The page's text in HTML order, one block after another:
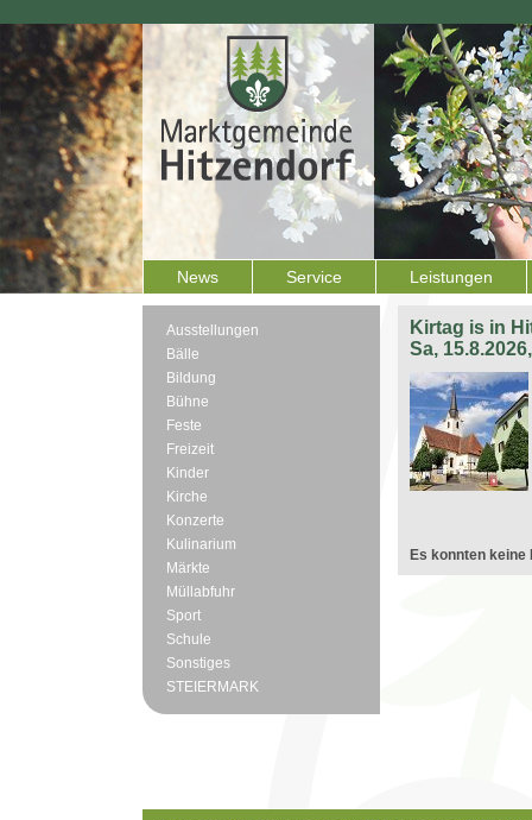
News Service Leistungen
Ausstellungen
Bälle
Bildung
Bühne
Feste
Freizeit
Kinder
Kirche
Konzerte
Kulinarium
Märkte
Müllabfuhr
Sport
Schule
Sonstiges
STEIERMARK
Kirtag is in
Sa,
Es konnten keine